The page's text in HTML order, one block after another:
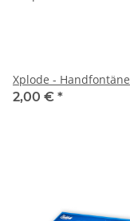
Xplode - Handfontäne
2,00 € *